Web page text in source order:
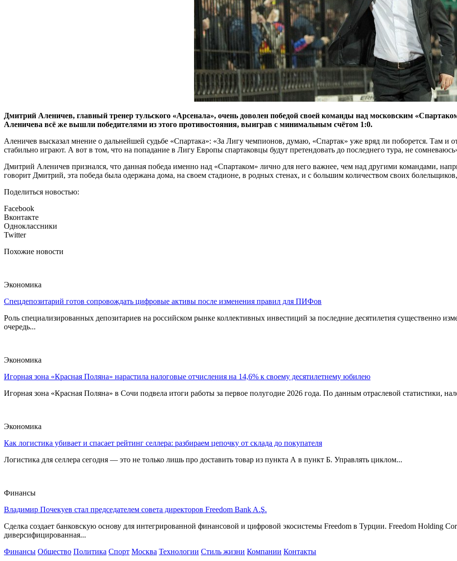
Дмитрий Аленичев, главный тренер тульского «Арсенала», очень доволен победой своей команды над московским
Аленичева всё же вышли победителями из этого противостояния, выиграв с минимальным счётом 1:0.
Аленичев высказал мнение о дальнейшей судьбе «Спартака»: «За Лигу чемпионов, думаю, «Спартак» уже вряд ли поборется. Там и
стабильно играют. А вот в том, что на попадание в Лигу Европы спартаковцы будут претендовать до последнего тура, не
Дмитрий Аленичев признался, что данная победа именно над «Спартаком» лично для него важнее, чем над другими командами,
говорит Дмитрий, эта победа была одержана дома, на своем стадионе, в родных стенах, и с большим количеством своих
Поделиться новостью:
Facebook
Вконтакте
Одноклассники
Twitter
Похожие новости
Экономика
Спецдепозитарий готов сопровождать цифровые активы после изменения правил для ПИФов
Роль специализированных депозитариев на российском рынке коллективных инвестиций за последние десятилетия существенно
очередь...
Экономика
Игорная зона «Красная Поляна» нарастила налоговые отчисления на 14,6% к своему десятилетнему юбилею
Игорная зона «Красная Поляна» в Сочи подвела итоги работы за первое полугодие 2026 года. По данным отраслевой статистики,
Экономика
Как логистика убивает и спасает рейтинг селлера: разбираем цепочку от склада до покупателя
Логистика для селлера сегодня — это не только лишь про доставить товар из пункта А в пункт Б. Управлять циклом...
Финансы
Владимир Почекуев стал председателем совета директоров Freedom Bank A.Ş.
Сделка создает банковскую основу для интегрированной финансовой и цифровой экосистемы Freedom в Турции. Freedom Holding
диверсифицированная...
Финансы Общество Политика Спорт Москва Технологии Стиль жизни Компании Контакты